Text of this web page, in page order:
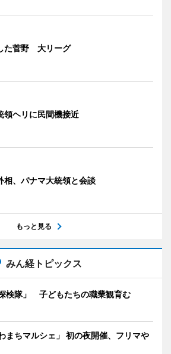
た菅野 大リーグ
領ヘリに民間機接近
相、パナマ大統領と会談
もっと見る
みん経トピックス
検隊」 子どもたちの職業観育む
まちマルシェ」 初の夜開催、フリマや